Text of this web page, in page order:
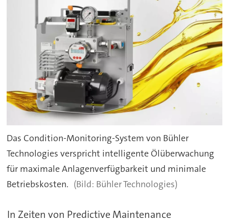
Das Condition-Monitoring-System von Bühler
Technologies verspricht intelligente Ölüberwachung
für maximale Anlagenverfügbarkeit und minimale
Betriebskosten.
Bühler Technologies)
In Zeiten von Predictive Maintenance